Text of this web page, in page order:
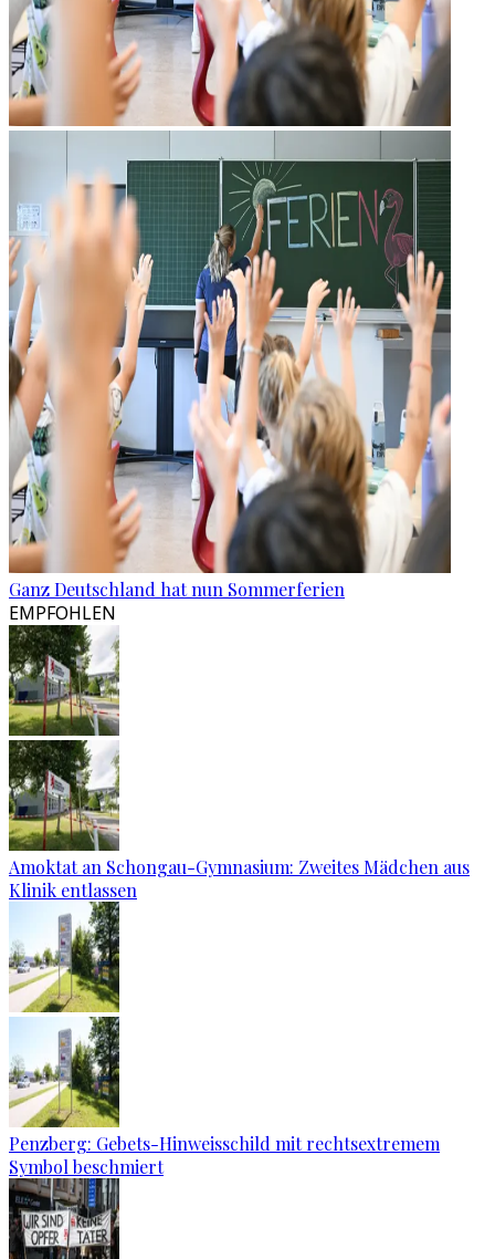
Ganz Deutschland hat nun Sommerferien
EMPFOHLEN
Amoktat an Schongau-Gymnasium: Zweites Mädchen aus
Klinik entlassen
Penzberg: Gebets-Hinweisschild mit rechtsextremem
Symbol beschmiert